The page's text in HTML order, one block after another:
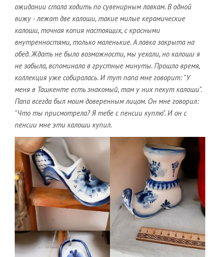
ожидании стала ходить по сувенирным лавкам. В одной
вижу - лежат две калоши, такие милые керамические
калоши, точная копия настоящих, с красными
внутренностями, только маленькие. А лавка закрыта на
обед. Ждать не было возможности, мы уехали, но калоши я
не забыла, вспоминала в грустные минуты. Прошло время,
коллекция уже собиралась. И тут папа мне говорит: "У
меня в Ташкенте есть знакомый, там у них пекут калоши".
Папа всегда был моим доверенным лицом. Он мне говорил:
"Что ты присмотрела? Я тебе с пенсии куплю". И он с
пенсии мне эти калоши купил.